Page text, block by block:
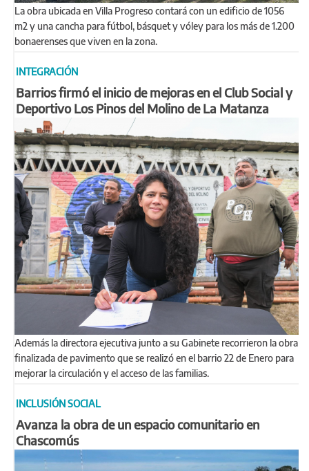
La obra ubicada en Villa Progreso contará con un edificio de 1056
m2 y una cancha para fútbol, básquet y vóley para los más de 1.200
bonaerenses que viven en la zona.
INTEGRACIÓN
Barrios firmó el inicio de mejoras en el Club Social y
Deportivo Los Pinos del Molino de La Matanza
Además la directora ejecutiva junto a su Gabinete recorrieron la obra
finalizada de pavimento que se realizó en el barrio 22 de Enero para
mejorar la circulación y el acceso de las familias.
INCLUSIÓN SOCIAL
Avanza la obra de un espacio comunitario en
Chascomús